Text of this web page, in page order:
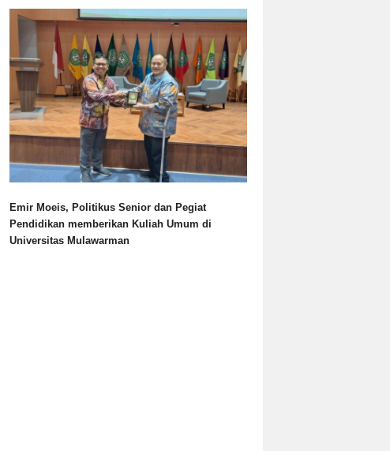
Emir Moeis, Politikus Senior dan Pegiat
Pendidikan memberikan Kuliah Umum di
Universitas Mulawarman